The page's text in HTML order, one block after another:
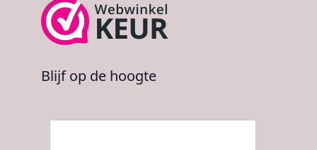
Blijf op de hoogte